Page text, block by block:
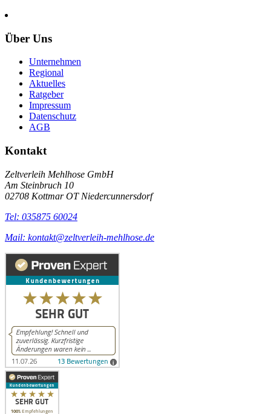
Über Uns
Unternehmen
Regional
Aktuelles
Ratgeber
Impressum
Datenschutz
AGB
Kontakt
Zeltverleih Mehlhose GmbH
Am Steinbruch 10
02708 Kottmar OT Niedercunnersdorf
Tel: 035875 60024
Mail: kontakt@zeltverleih-mehlhose.de